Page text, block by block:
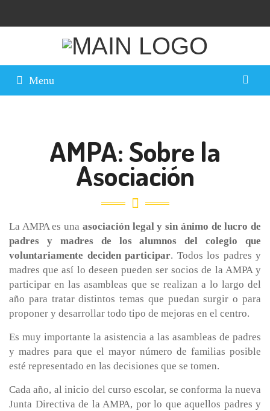
Menu
AMPA: Sobre la
Asociación
La AMPA es una asociación legal y sin ánimo de lucro de
padres y madres de los alumnos del colegio que
voluntariamente deciden participar. Todos los padres y
madres que así lo deseen pueden ser socios de la AMPA y
participar en las asambleas que se realizan a lo largo del
año para tratar distintos temas que puedan surgir o para
proponer y desarrollar todo tipo de mejoras en el centro.
Es muy importante la asistencia a las asambleas de padres
y madres para que el mayor número de familias posible
esté representado en las decisiones que se tomen.
Cada año, al inicio del curso escolar, se conforma la nueva
Junta Directiva de la AMPA, por lo que aquellos padres y